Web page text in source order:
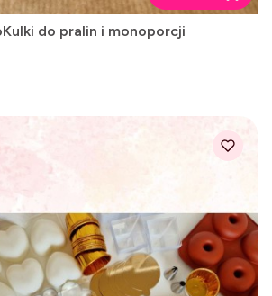
do pralin i monoporcji